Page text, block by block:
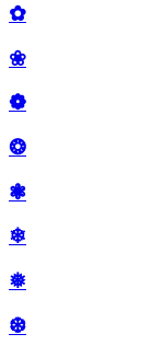
✿
❀
❁
❂
❃
❄
❅
❆